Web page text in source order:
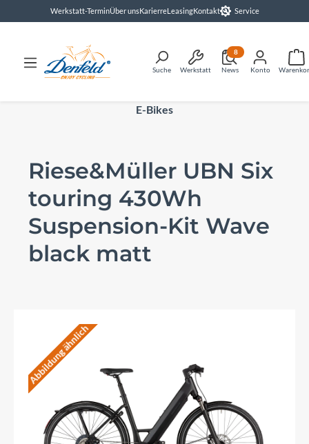
springenWerkstatt-TerminÜber unsKarierreLeasingKontakt Service
Suche Werkstatt News
8
Konto
E-Bikes
Riese&Müller UBN Six
touring 430Wh
Suspension-Kit Wave
black matt
Abbildung ähnlich